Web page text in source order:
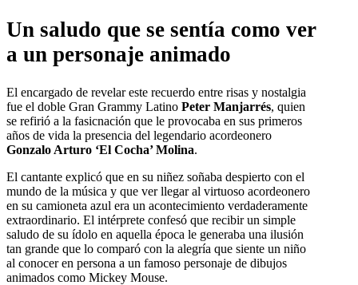
Un saludo que se sentía como ver
a un personaje animado
El encargado de revelar este recuerdo entre risas y nostalgia
fue el doble Gran Grammy Latino Peter Manjarrés, quien
se refirió a la fasicnación que le provocaba en sus primeros
años de vida la presencia del legendario acordeonero
Gonzalo Arturo ‘El Cocha’ Molina.
El cantante explicó que en su niñez soñaba despierto con el
mundo de la música y que ver llegar al virtuoso acordeonero
en su camioneta azul era un acontecimiento verdaderamente
extraordinario. El intérprete confesó que recibir un simple
saludo de su ídolo en aquella época le generaba una ilusión
tan grande que lo comparó con la alegría que siente un niño
al conocer en persona a un famoso personaje de dibujos
animados como Mickey Mouse.